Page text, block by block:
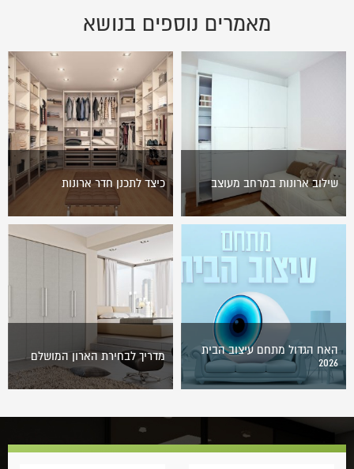
מאמרים נוספים בנושא
שילוב ארונות במרחב מעוצב
אתם זוכרים את הימים בהם
היינו פוסעים לדירה ומחפשים
אחר ארונות קיר, ועדיף כמה
שיותר גדולים? לשמחתנו ימים
אלה כבר…
כיצד לתכנן חדר ארונות
השפע המצוי בעולמנו מביא
איתו, מעבר לאיכות חיים גבוהה,
גם בעיות אחסון ומקום. מה
אפשר לעשות עם כל הבגדים,
הנעליים…
האח הגדול מתחם עיצוב הבית
2026
המפורסם במדינה ולחוות מקרוב
את כל מה שמתרחש…
מדריך לבחירת הארון המושלם
לוודא שהבחירה מושלמת
ומתאימה בדיוק לצרכים…